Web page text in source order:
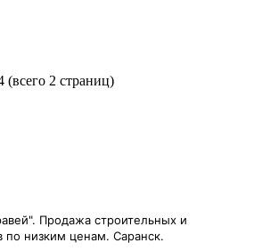
(всего 2 страниц)
Продажа строительных и
по низким ценам. Саранск.